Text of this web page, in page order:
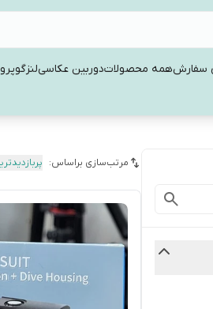
سفارشهمه محصولاتدوربین عکاسیلنز
مرتب‌سازی براساس: